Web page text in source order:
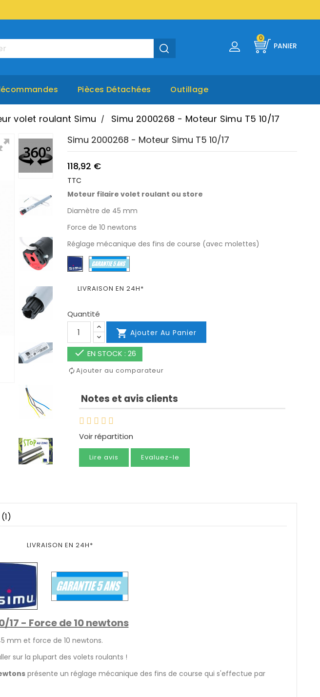
PANIER
0
Pièces Détachées Outillage
volet roulant Simu
Simu 2000268 - Moteur Simu T5 10/17
Simu 2000268 - Moteur Simu T5 10/17
118,92 €
TTC
Moteur filaire volet roulant ou store
Diamètre de 45 mm
Force de 10 newtons
Réglage mécanique des fins de course (avec molettes)
LIVRAISON EN 24H*
Quantité
 Ajouter Au Panier
 EN STOCK : 26
Ajouter au comparateur
Notes et avis clients
Voir répartition
Lire avis Evaluez-le
LIVRAISON EN 24H*
17 - Force de 10 newtons
mm et force de 10 newtons.
sur la plupart des volets roulants !
présente un réglage mécanique des fins de course qui s'effectue par